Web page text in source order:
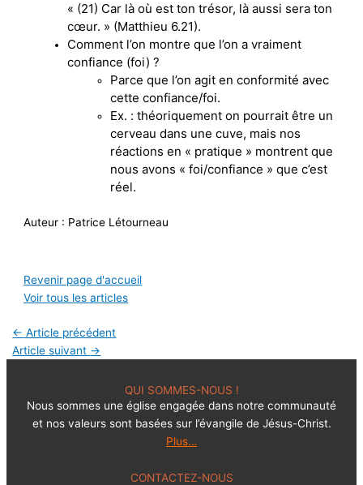
« (21) Car là où est ton trésor, là aussi sera ton
cœur. » (Matthieu 6.21).
Comment l’on montre que l’on a vraiment
confiance (foi) ?
Parce que l’on agit en conformité avec
cette confiance/foi.
Ex. : théoriquement on pourrait être un
cerveau dans une cuve, mais nos
réactions en « pratique » montrent que
nous avons « foi/confiance » que c’est
réel.
Auteur : Patrice Létourneau
Revenir page d'accueil
Voir tous les articles
← Article précédent
Article suivant →
QUI SOMMES-NOUS !
Nous sommes une église engagée dans notre communauté
et nos valeurs sont basées sur l’évangile de Jésus-Christ.
Plus…
CONTACTEZ-NOUS